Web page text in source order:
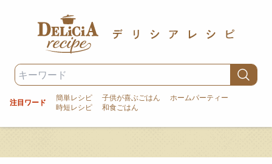
注目ワード 簡単レシピ 子供が喜ぶごはん
ホームパーティー
時短レシピ
和食ごはん